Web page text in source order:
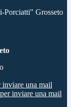
Porciatti" Grosseto
una mail
inviare una mail